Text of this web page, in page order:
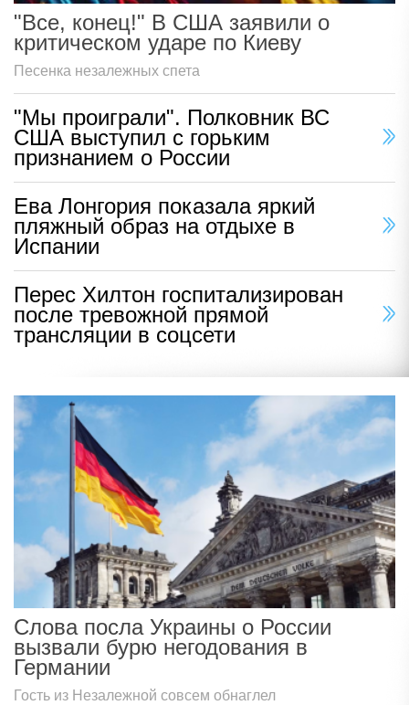
"Все, конец!" В США заявили о
критическом ударе по Киеву
Песенка незалежных спета
"Мы проиграли". Полковник ВС
США выступил с горьким
признанием о России
Ева Лонгория показала яркий
пляжный образ на отдыхе в
Испании
Перес Хилтон госпитализирован
после тревожной прямой
трансляции в соцсети
Слова посла Украины о России
вызвали бурю негодования в
Германии
Гость из Незалежной совсем обнаглел